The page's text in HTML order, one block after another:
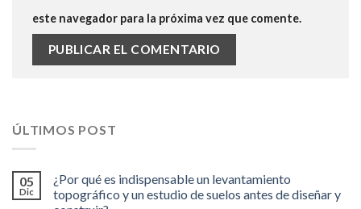
este navegador para la próxima vez que comente.
ÚLTIMOS POST
05
Dic
¿Por qué es indispensable un levantamiento
topográfico y un estudio de suelos antes de diseñar y